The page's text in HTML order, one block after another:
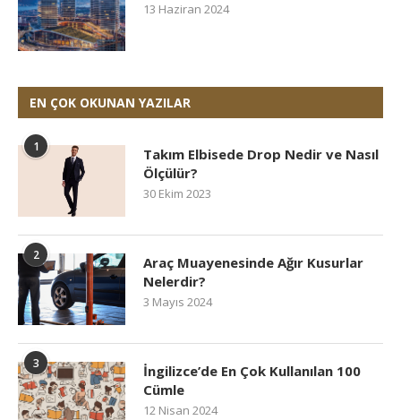
13 Haziran 2024
EN ÇOK OKUNAN YAZILAR
1
Takım Elbisede Drop Nedir ve Nasıl
Ölçülür?
30 Ekim 2023
2
Araç Muayenesinde Ağır Kusurlar
Nelerdir?
3 Mayıs 2024
3
İngilizce’de En Çok Kullanılan 100
Cümle
12 Nisan 2024